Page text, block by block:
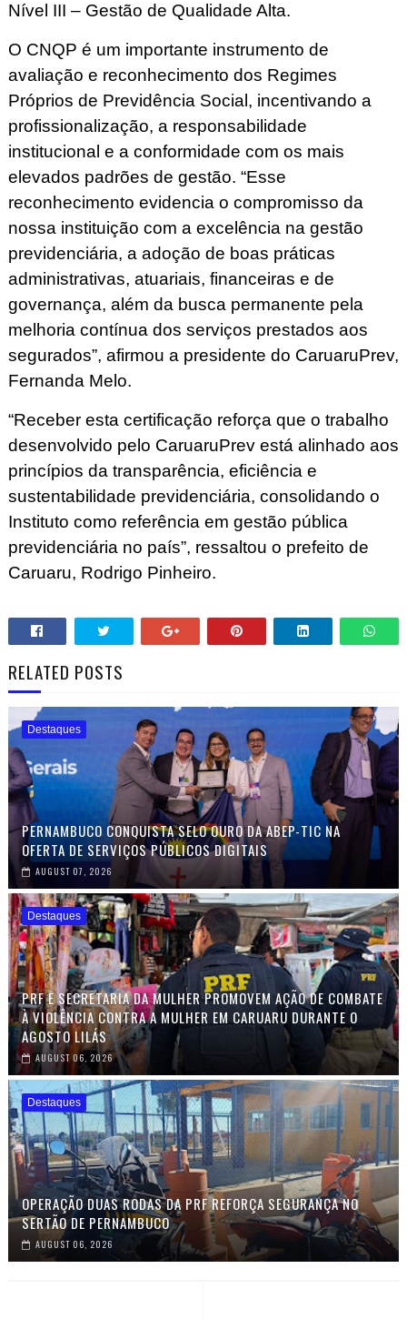
Nível III – Gestão de Qualidade Alta.
O CNQP é um importante instrumento de
avaliação e reconhecimento dos Regimes
Próprios de Previdência Social, incentivando a
profissionalização, a responsabilidade
institucional e a conformidade com os mais
elevados padrões de gestão. “Esse
reconhecimento evidencia o compromisso da
nossa instituição com a excelência na gestão
previdenciária, a adoção de boas práticas
administrativas, atuariais, financeiras e de
governança, além da busca permanente pela
melhoria contínua dos serviços prestados aos
segurados”, afirmou a presidente do CaruaruPrev,
Fernanda Melo.
“Receber esta certificação reforça que o trabalho
desenvolvido pelo CaruaruPrev está alinhado aos
princípios da transparência, eficiência e
sustentabilidade previdenciária, consolidando o
Instituto como referência em gestão pública
previdenciária no país”, ressaltou o prefeito de
Caruaru, Rodrigo Pinheiro.
RELATED POSTS
Destaques
PERNAMBUCO CONQUISTA SELO OURO DA ABEP-TIC NA
OFERTA DE SERVIÇOS PÚBLICOS DIGITAIS
AUGUST 07, 2026
Destaques
PRF E SECRETARIA DA MULHER PROMOVEM AÇÃO DE COMBATE
À VIOLÊNCIA CONTRA A MULHER EM CARUARU DURANTE O
AGOSTO LILÁS
AUGUST 06, 2026
Destaques
OPERAÇÃO DUAS RODAS DA PRF REFORÇA SEGURANÇA NO
SERTÃO DE PERNAMBUCO
AUGUST 06, 2026